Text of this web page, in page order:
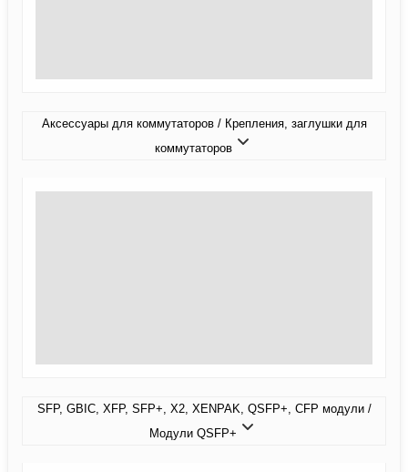
Аксессуары для коммутаторов / Крепления, заглушки для
коммутаторов
SFP, GBIC, XFP, SFP+, X2, XENPAK, QSFP+, CFP модули /
Модули QSFP+